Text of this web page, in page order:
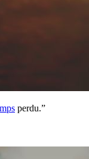
perdu.”